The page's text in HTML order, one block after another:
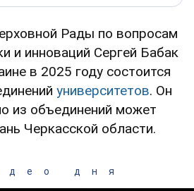
Рады по вопросам
и инноваций Сергей Бабак
в 2025 году состоится
университетов. Он
из объединений может
Черкасской области.
дня